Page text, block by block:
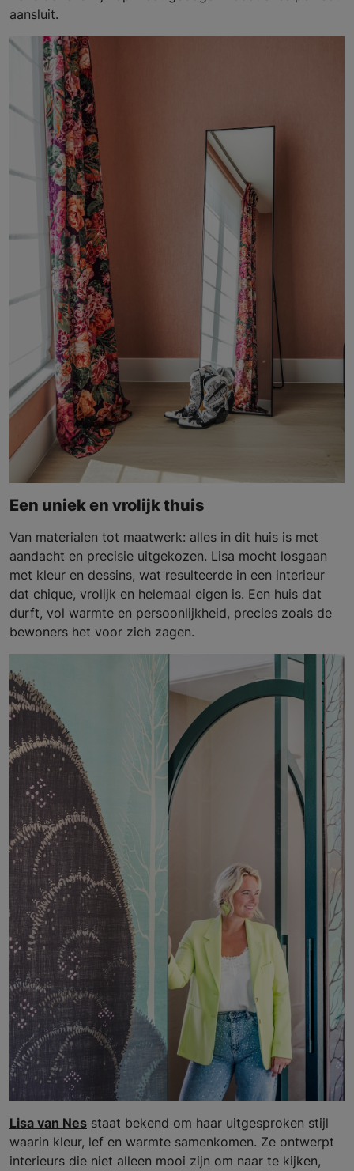
aansluit.
Een uniek en vrolijk thuis
Van materialen tot maatwerk: alles in dit huis is met
aandacht en precisie uitgekozen. Lisa mocht losgaan
met kleur en dessins, wat resulteerde in een interieur
dat chique, vrolijk en helemaal eigen is. Een huis dat
durft, vol warmte en persoonlijkheid, precies zoals de
bewoners het voor zich zagen.
Lisa van Nes staat bekend om haar uitgesproken stijl
waarin kleur, lef en warmte samenkomen. Ze ontwerpt
interieurs die niet alleen mooi zijn om naar te kijken,